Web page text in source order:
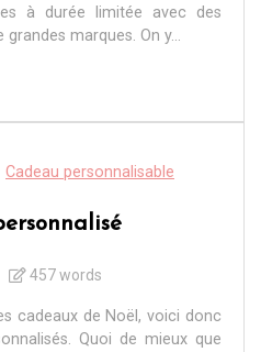
à durée limitée avec des
marques. On y...
Cadeau personnalisable
457 words
cadeaux de Noël, voici donc
Quoi de mieux que